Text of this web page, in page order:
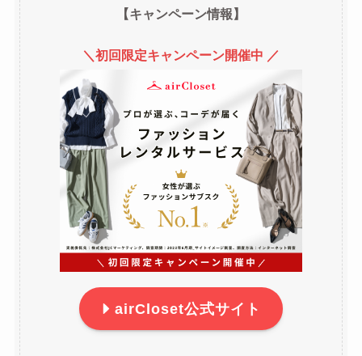
【キャンペーン情報】
＼初回限定キャンペーン開催中 ／
airCloset公式サイト